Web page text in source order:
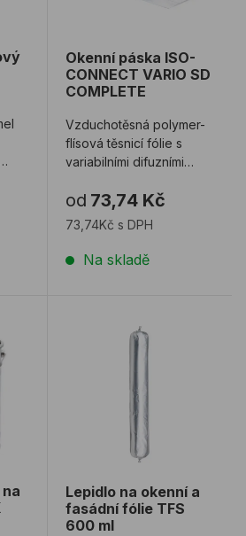
...
Okenní páska ISO-
CONNECT VARIO SD
COMPLETE
Vzduchotěsná polymer-
flísová těsnicí fólie s
variabilními difuzními
hnanému ...
od 73,74 Kč
73,74Kč s DPH
Na skladě
fasádní fólie TFK new 6 kg
Lepidlo na okenní a
Lepidlo na okenní a
fasádní fólie TFS
600 ml